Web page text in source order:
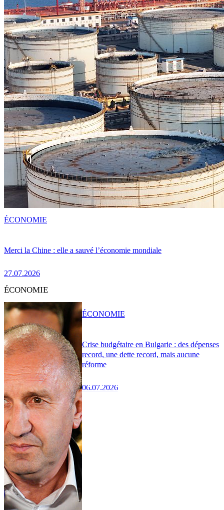
Merci la Chine : elle a sauvé l’économie mondiale
27.07.2026
ÉCONOMIE
ÉCONOMIE
Crise budgétaire en Bulgarie : des dépenses
record, une dette record, mais aucune
réforme
06.07.2026
ÉCONOMIE